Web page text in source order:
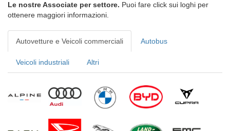
Le nostre Associate per settore. Puoi fare click sui loghi per
ottenere maggiori informazioni.
Autovetture e Veicoli commerciali Autobus
Veicoli industriali Altri